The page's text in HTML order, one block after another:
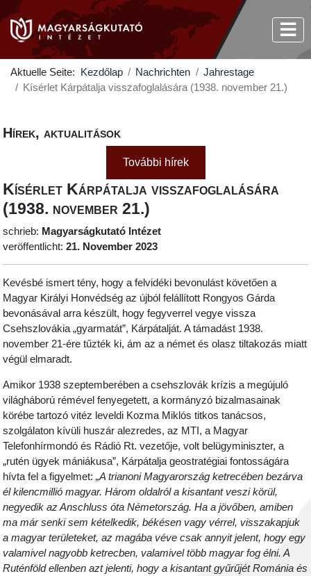
Aktuelle Seite: Kezdőlap Nachrichten
Jahrestage
Kísérlet Kárpátalja visszafoglalására (1938. november 21.)
Hírek, aktualitások
További hírek
Kísérlet Kárpátalja visszafoglalására
(1938. november 21.)
schrieb: Magyarságkutató Intézet
veröffentlicht:21. November 2023
Kevésbé ismert tény, hogy a felvidéki bevonulást követően a
Magyar Királyi Honvédség az újból felállított Rongyos Gárda
bevonásával arra készült, hogy fegyverrel vegye vissza
Csehszlovákia „gyarmatát”, Kárpátalját. A támadást 1938.
november 21-ére tűzték ki, ám az a német és olasz tiltakozás miatt
végül elmaradt.
Amikor 1938 szeptemberében a csehszlovák krízis a megújuló
világháború rémével fenyegetett, a kormányzó bizalmasainak
körébe tartozó vitéz leveldi Kozma Miklós titkos tanácsos,
szolgálaton kívüli huszár alezredes, az MTI, a Magyar
Telefonhírmondó és Rádió Rt. vezetője, volt belügyminiszter, a
„rutén ügyek mániákusa”, Kárpátalja geostratégiai fontosságára
hívta fel a figyelmet:„A trianoni Magyarország ketrecében bezárva
él kilencmillió magyar. Három oldalról a kisantant veszi körül,
negyedik az Anschluss óta Németország. Ha a jövőben, amiben
ma már senki sem kételkedik, békésen vagy vérrel, visszakapjuk
a magyar területeket, az magába véve csak annyit jelent, hogy egy
valamivel nagyobb ketrecben, valamivel több magyar fog élni. A
Ruténföld ellenben azt jelenti, hogy a kisantant gyűrűjét Románia és